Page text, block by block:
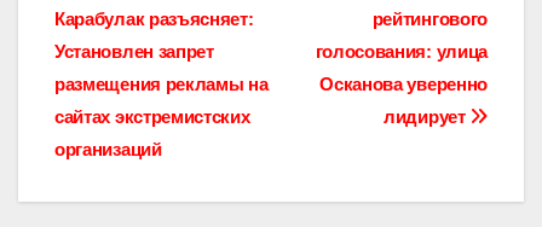
по
записям
рейтингового
голосования: улица
Осканова уверенно
лидирует
Карабулак разъясняет:
Установлен запрет
размещения рекламы на
сайтах экстремистских
организаций